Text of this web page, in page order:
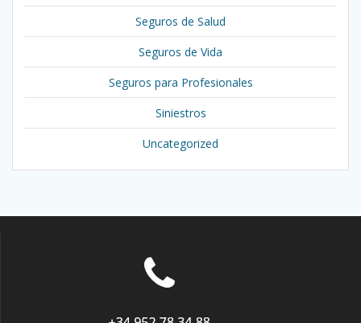
Seguros de Salud
Seguros de Vida
Seguros para Profesionales
Siniestros
Uncategorized